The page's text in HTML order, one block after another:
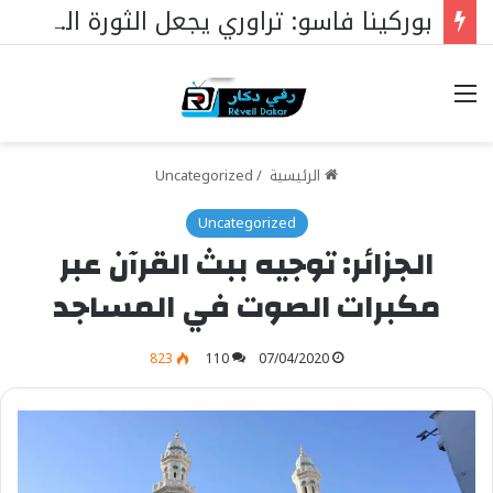
بوركينا فاسو: تراوري يجعل الثورة الشعبية التقدمية بوصلة السيادة
خيارات
الرئيسية /
Uncategorized
Uncategorized
الجزائر: توجيه ببث القرآن عبر
مكبرات الصوت في المساجد
07/04/2020
110
823